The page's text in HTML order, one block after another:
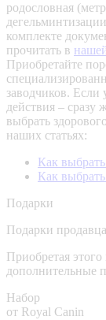
родословная
комплекте
прочитать в
Приобретайте
заводчиков. Если
действия – сразу
выбрать
наших статьях:
Как
Как
Подарки
Подарки продавца
Приобретая
дополнительные
Набор
от Royal Canin